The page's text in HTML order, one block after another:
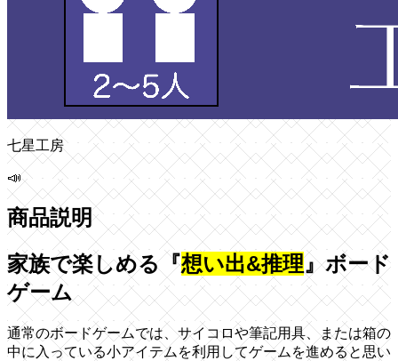
七星工房
📣
商品説明
家族で楽しめる『想い出&推理』ボード
ゲーム
通常のボードゲームでは、サイコロや筆記用具、または箱の
中に入っている小アイテムを利用してゲームを進めると思い